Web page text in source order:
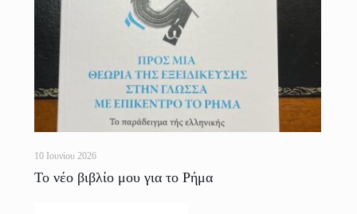
10 Ιουνίου 2026
Το νέο βιβλίο μου για το Ρήμα